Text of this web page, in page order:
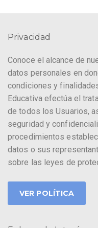
Privacidad
Conoce el alcance de
datos personales en
condiciones y
Educativa efectúa el
de todos los Usuarios,
seguridad y
procedimientos
datos o sus
sobre las leyes de
VER POLÍTICA